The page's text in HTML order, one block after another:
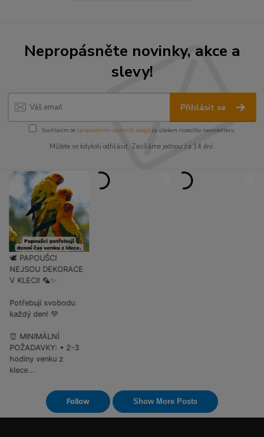
Nepropásněte novinky, akce a
slevy!
Přihlásit se
Souhlasím se zpracováním osobních údajůza účelem rozesílky newsletteru.
Můžete se kdykoli odhlásit. Zasíláme jednou za 14 dní.